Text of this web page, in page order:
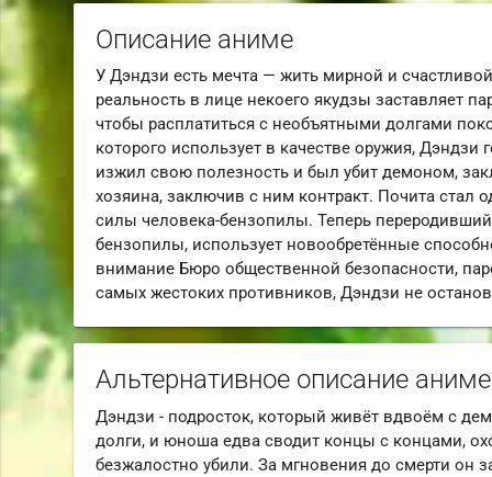
Описание аниме
У Дэндзи есть мечта — жить мирной и
реальность в лице некоего якудзы заставляет
чтобы расплатиться с необъятными долгами
которого использует в качестве оружия, Дэндзи
изжил свою полезность и был убит демоном,
хозяина, заключив с ним контракт. Почита
силы человека-бензопилы. Теперь
бензопилы, использует новообретённые
внимание Бюро общественной безопасности,
самых жестоких противников, Дэндзи не
Альтернативное описание аниме
Дэндзи - подросток, который живёт вдвоём с
долги, и юноша едва сводит концы с концами,
безжалостно убили. За мгновения до смерти он